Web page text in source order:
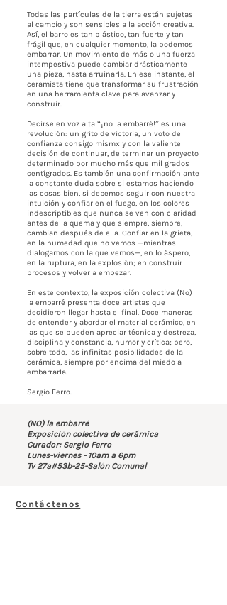
Todas las partículas de la tierra están sujetas
al cambio y son sensibles a la acción creativa.
Así, el barro es tan plástico, tan fuerte y tan
frágil que, en cualquier momento, la podemos
embarrar. Un movimiento de más o una fuerza
intempestiva puede cambiar drásticamente
una pieza, hasta arruinarla. En ese instante, el
ceramista tiene que transformar su frustración
en una herramienta clave para avanzar y
construir.
Decirse en voz alta “¡no la embarré!” es una
revolución: un grito de victoria, un voto de
confianza consigo mismx y con la valiente
decisión de continuar, de terminar un proyecto
determinado por mucho más que mil grados
centígrados. Es también una confirmación ante
la constante duda sobre si estamos haciendo
las cosas bien, si debemos seguir con nuestra
intuición y confiar en el fuego, en los colores
indescriptibles que nunca se ven con claridad
antes de la quema y que siempre, siempre,
cambian después de ella. Confiar en la grieta,
en la humedad que no vemos —mientras
dialogamos con la que vemos—, en lo áspero,
en la ruptura, en la explosión; en construir
procesos y volver a empezar.
En este contexto, la exposición colectiva (No)
la embarré presenta doce artistas que
decidieron llegar hasta el final. Doce maneras
de entender y abordar el material cerámico, en
las que se pueden apreciar técnica y destreza,
disciplina y constancia, humor y crítica; pero,
sobre todo, las infinitas posibilidades de la
cerámica, siempre por encima del miedo a
embarrarla.
Sergio Ferro.
(NO) la embarré
Exposición colectiva de cerámica
Curador: Sergio Ferro
Lunes-viernes - 10am a 6pm
Tv 27a#53b-25-Salón Comunal
Contáctenos